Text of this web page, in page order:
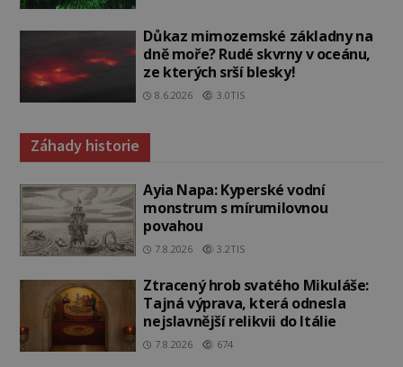
Důkaz mimozemské základny na
dně moře? Rudé skvrny v oceánu,
ze kterých srší blesky!
8.6.2026 3.0TIS
Záhady historie
Ayia Napa: Kyperské vodní
monstrum s mírumilovnou
povahou
7.8.2026 3.2TIS
Ztracený hrob svatého Mikuláše:
Tajná výprava, která odnesla
nejslavnější relikvii do Itálie
7.8.2026 674